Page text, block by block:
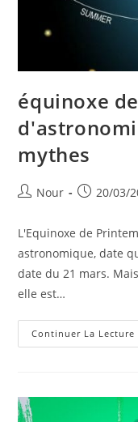
équinoxe
mythes
Auteur/autrice
la
publication :
Nour
Publication
20/03/
L'Equinoxe de
astronomique, date
date du 21 mars.
elle est…
Continuer La Lecture